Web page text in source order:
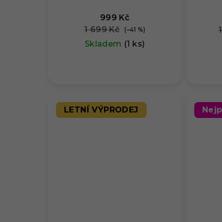
999 Kč
1 699 Kč
(–41 %)
Skladem (1 ks)
LETNÍ VÝPRODEJ